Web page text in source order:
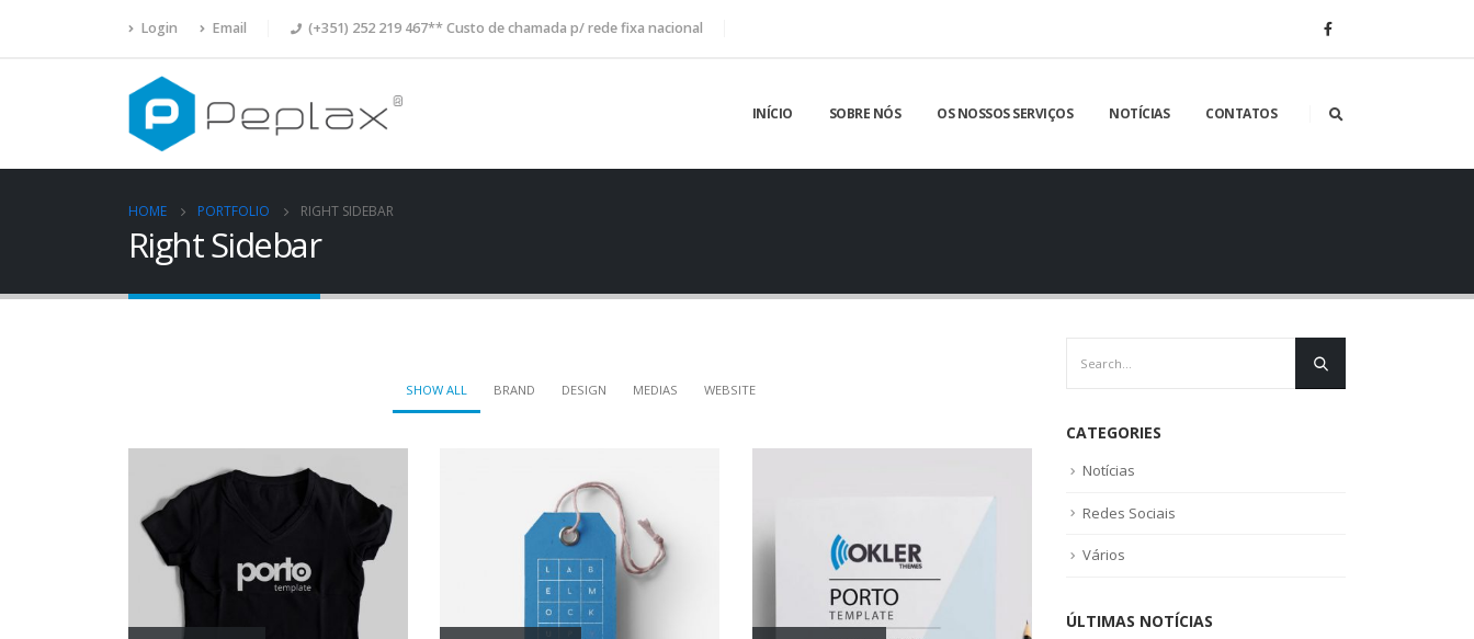
Login Email (+351) 252 219 467** Custo de chamada p/ rede fixa nacional
INÍCIO SOBRE NÓS OS NOSSOS SERVIÇOS NOTÍCIAS CONTATOS
HOME PORTFOLIO RIGHT SIDEBAR
Right Sidebar
SHOW ALL BRAND DESIGN MEDIAS WEBSITE
CATEGORIES
Notícias
Redes Sociais
Vários
ÚLTIMAS NOTÍCIAS